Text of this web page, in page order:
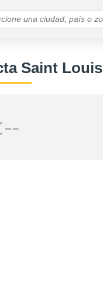
Saint Louis
--